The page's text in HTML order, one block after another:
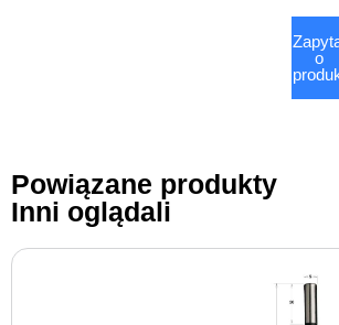
o
Powiązane produkty
Inni oglądali